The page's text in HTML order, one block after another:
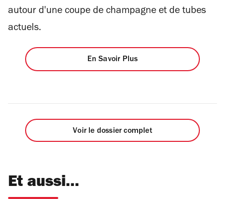
autour d'une coupe de champagne et de tubes
actuels.
En Savoir Plus
Voir le dossier complet
Et aussi...